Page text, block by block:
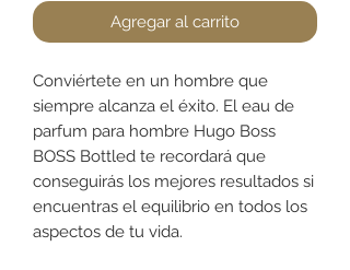
Agregar al carrito
Conviértete en un hombre que
siempre alcanza el éxito. El eau de
parfum para hombre Hugo Boss
BOSS Bottled te recordará que
conseguirás los mejores resultados si
encuentras el equilibrio en todos los
aspectos de tu vida.